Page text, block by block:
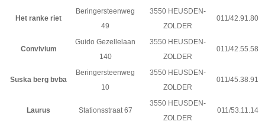
Het ranke riet
Beringersteenweg
49
3550 HEUSDEN-
ZOLDER
011/42.91.80
Convivium
Guido Gezellelaan
140
3550 HEUSDEN-
ZOLDER
011/42.55.58
Suska berg bvba
Beringersteenweg
10
3550 HEUSDEN-
ZOLDER
011/45.38.91
Laurus Stationsstraat 67
3550 HEUSDEN-
ZOLDER
011/53.11.14